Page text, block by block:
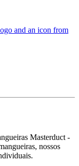
Masterduct -
nossos